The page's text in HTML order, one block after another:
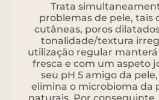
Trata
problemas de pele, tais
cutâneas, poros
tonalidade/textura
utilização regular manterá
fresca e com um aspeto
seu pH 5 amigo da
elimina o microbioma da